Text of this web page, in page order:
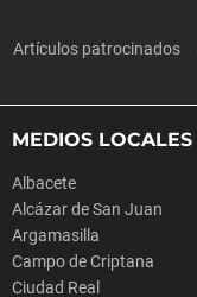
Artículos patrocinados
MEDIOS LOCALES
Albacete
Alcázar de San Juan
Argamasilla
Campo de Criptana
Ciudad Real